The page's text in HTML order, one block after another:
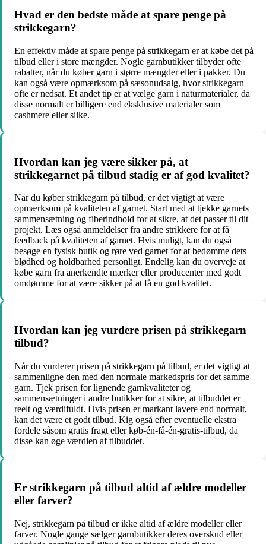
Hvad er den bedste måde at spare penge på
strikkegarn?
En effektiv måde at spare penge på strikkegarn er at købe det på
tilbud eller i store mængder. Nogle garnbutikker tilbyder ofte
rabatter, når du køber garn i større mængder eller i pakker. Du
kan også være opmærksom på sæsonudsalg, hvor strikkegarn
ofte er nedsat. Et andet tip er at vælge garn i naturmaterialer, da
disse normalt er billigere end eksklusive materialer som
cashmere eller silke.
Hvordan kan jeg være sikker på, at
strikkegarnet på tilbud stadig er af god kvalitet?
Når du køber strikkegarn på tilbud, er det vigtigt at være
opmærksom på kvaliteten af garnet. Start med at tjekke garnets
sammensætning og fiberindhold for at sikre, at det passer til dit
projekt. Læs også anmeldelser fra andre strikkere for at få
feedback på kvaliteten af garnet. Hvis muligt, kan du også
besøge en fysisk butik og røre ved garnet for at bedømme dets
blødhed og holdbarhed personligt. Endelig kan du overveje at
købe garn fra anerkendte mærker eller producenter med godt
omdømme for at være sikker på at få en god kvalitet.
Hvordan kan jeg vurdere prisen på strikkegarn
tilbud?
Når du vurderer prisen på strikkegarn på tilbud, er det vigtigt at
sammenligne den med den normale markedspris for det samme
garn. Tjek prisen for lignende garnkvaliteter og
sammensætninger i andre butikker for at sikre, at tilbuddet er
reelt og værdifuldt. Hvis prisen er markant lavere end normalt,
kan det være et godt tilbud. Kig også efter eventuelle ekstra
fordele såsom gratis fragt eller køb-én-få-én-gratis-tilbud, da
disse kan øge værdien af tilbuddet.
Er strikkegarn på tilbud altid af ældre modeller
eller farver?
Nej, strikkegarn på tilbud er ikke altid af ældre modeller eller
farver. Nogle gange sælger garnbutikker deres overskud eller